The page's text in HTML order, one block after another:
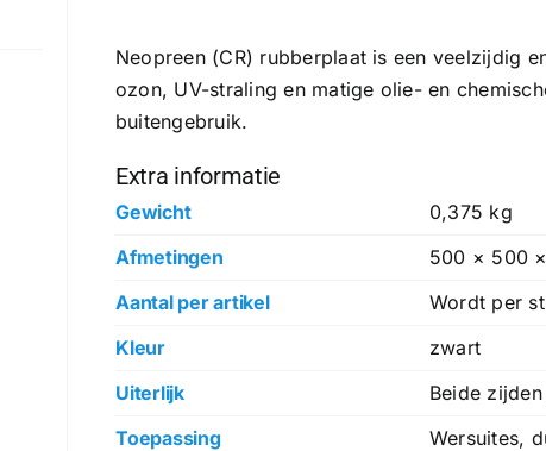
mm
Neopreen (CR) rubberplaat is een veelzijdig
ozon, UV-straling en matige olie- en
buitengebruik.
Extra informatie
Gewicht
0,375 kg
Afmetingen
500 × 500
Aantal per artikel
Wordt per
Kleur
zwart
Uiterlijk
Beide
Toepassing
Wersuites,